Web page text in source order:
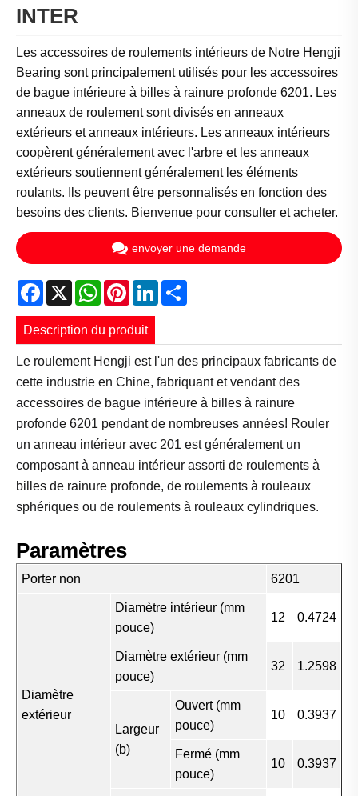
INTER
Les accessoires de roulements intérieurs de Notre Hengji
Bearing sont principalement utilisés pour les accessoires
de bague intérieure à billes à rainure profonde 6201. Les
anneaux de roulement sont divisés en anneaux
extérieurs et anneaux intérieurs. Les anneaux intérieurs
coopèrent généralement avec l'arbre et les anneaux
extérieurs soutiennent généralement les éléments
roulants. Ils peuvent être personnalisés en fonction des
besoins des clients. Bienvenue pour consulter et acheter.
envoyer une demande
Facebook
X WhatsApp
PinterestLinkedIn
Description du produit
Le roulement Hengji est l'un des principaux fabricants de
cette industrie en Chine, fabriquant et vendant des
accessoires de bague intérieure à billes à rainure
profonde 6201 pendant de nombreuses années! Rouler
un anneau intérieur avec 201 est généralement un
composant à anneau intérieur assorti de roulements à
billes de rainure profonde, de roulements à rouleaux
sphériques ou de roulements à rouleaux cylindriques.
Paramètres
Porter non 6201
Diamètre
extérieur
Diamètre intérieur (mm
pouce)
12 0.4724
Diamètre extérieur (mm
pouce)
32 1.2598
Largeur
(b)
Ouvert (mm
pouce)
10 0.3937
Fermé (mm
pouce)
10 0.3937